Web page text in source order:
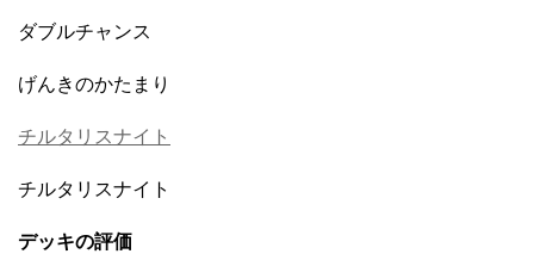
ダブルチャンス
げんきのかたまり
チルタリスナイト
チルタリスナイト
デッキの評価